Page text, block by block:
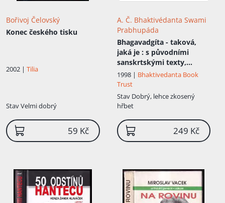
Bořivoj Čelovský
Konec českého tisku
2002 | Tilia
StavVelmi dobrý
59 Kč
A. Č. Bhaktivédanta Swami
Prabhupáda
Bhagavadgíta - taková,
jaká je : s původními
sanskrtskými texty,
přepisem do latinského
písma, českými
synonymy, překlady a :
podrobnými výklady
1998 | Bhaktivedanta Book
Trust
Stav Dobrý, lehce zkosený
hřbet
249 Kč